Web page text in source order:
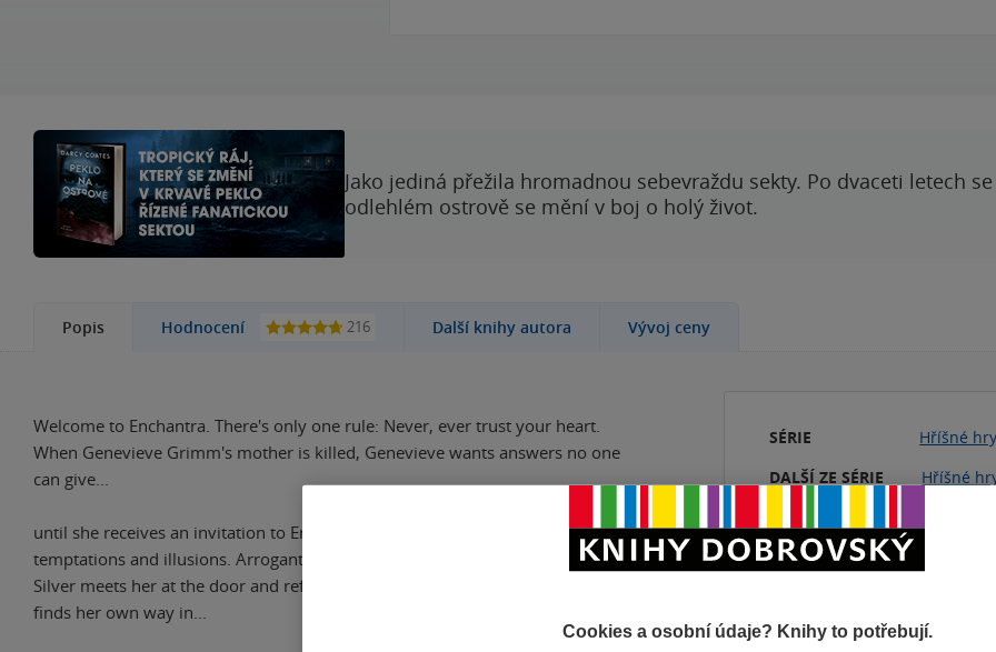
Jako jediná přežila hromadnou sebevraždu sekty. Po dvaceti letech
odlehlém ostrově se mění v boj o holý život.
Popis Hodnocení 216 Další knihy autora Vývoj ceny
Welcome to Enchantra. There's only one rule: Never, ever trust your heart.
When Genevieve Grimm's mother is killed, Genevieve wants answers no one
can give...
until she receives an invitation to Enchantra, a cursed palace filled with
temptations and illusions. Arrogant and dangerously handsome, Rowin
Silver meets her at the door and refuses to let her inside. But Genevieve
finds her own way in...
SÉRIE Hříšné hry
DALŠÍ ZE SÉRIE
Hříšné
2.
KATEGORIE
Knihy
TÉMATA
romantasy
Cookies a osobní údaje? Knihy to potřebují.